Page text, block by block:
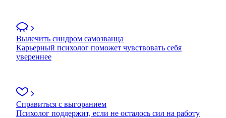
Вылечить синдром самозванца
Карьерный психолог поможет чувствовать себя
увереннее
Справиться с выгоранием
Психолог поддержит, если не осталось сил на работу